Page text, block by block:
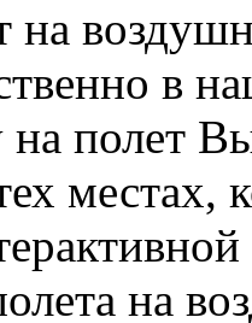
на
в
на полет
местах,
на